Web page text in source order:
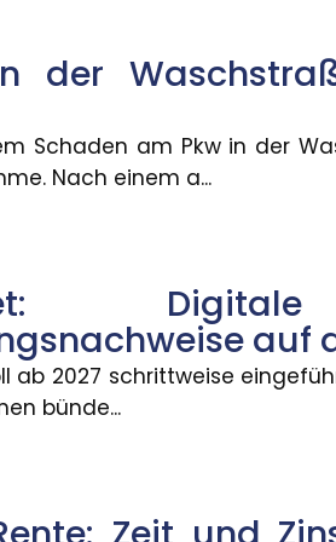
der
Schaden am Pkw in der
Nach einem a...
auf
ab 2027 schrittweise
bünde...
für
generative KI nur selten
mehr
Jahres ihren Beruf
Wie
berufliche